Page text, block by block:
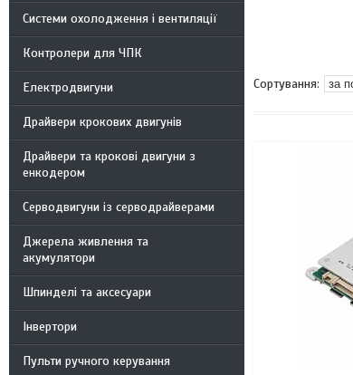
Системи охолодження і вентиляції
Контролери для ЧПК
Електродвигуни
Драйвери крокових двигунів
Драйвери та крокові двигуни з
енкодером
Серводвигуни із серводрайверами
Джерела живлення та
акумулятори
Шпинделі та аксесуари
Інвертори
Пульти ручного керування